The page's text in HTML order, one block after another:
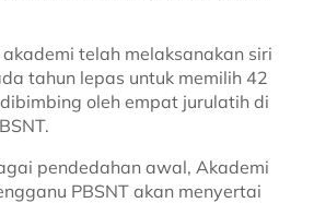
telah melaksanakan siri
tahun lepas untuk memilih 42
oleh empat jurulatih di
pendedahan awal, Akademi
PBSNT akan menyertai